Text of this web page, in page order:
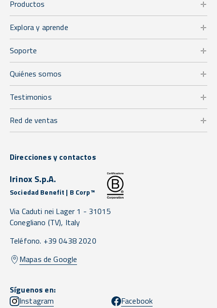
Productos
Explora y aprende
Soporte
Quiénes somos
Testimonios
Red de ventas
Direcciones y contactos
Irinox S.p.A.
Sociedad Benefit | B Corp™
Via Caduti nei Lager 1 - 31015
Conegliano (TV), Italy
Teléfono. +39 0438 2020
Mapas de Google
Síguenos en:
Instagram
Facebook